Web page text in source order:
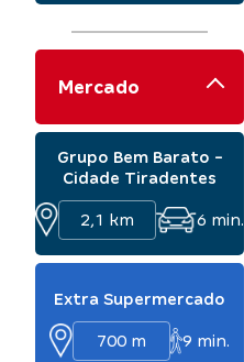
Mercado
Grupo Bem Barato -
Cidade Tiradentes
2,1 km 6 min.
Extra Supermercado
700 m 9 min.